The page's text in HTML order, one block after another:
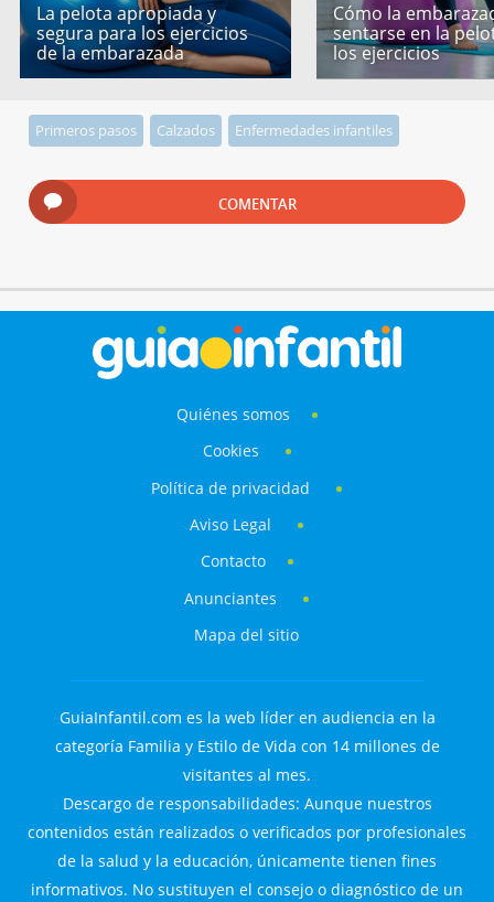
La pelota apropiada y
segura para los ejercicios
de la embarazada
Cómo la
sentarse en la
los ejercicios
Primeros pasos Calzados Enfermedades infantiles
COMENTAR
Quiénes somos
Cookies
Política de privacidad
Aviso Legal
Contacto
Anunciantes
Mapa del sitio
GuiaInfantil.com es la web líder en audiencia en la
categoría Familia y Estilo de Vida con 14 millones de
visitantes al mes.
Descargo de responsabilidades: Aunque nuestros
contenidos están realizados o verificados por profesionales
de la salud y la educación, únicamente tienen fines
informativos. No sustituyen el consejo o diagnóstico de un